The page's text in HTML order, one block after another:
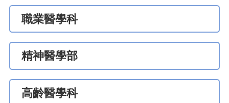
職業醫學科
精神醫學部
高齡醫學科